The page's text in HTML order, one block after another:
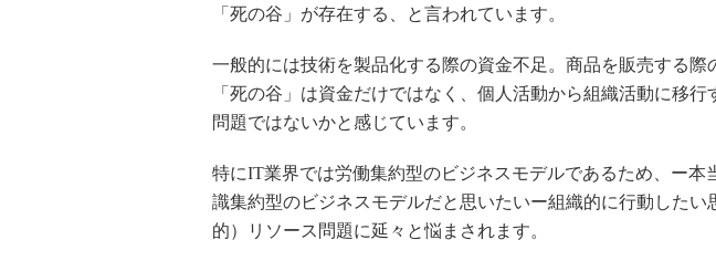
「死の谷」が存在する、と言われています。
一般的には技術を製品化する際の資金不足。商品を販売する際
「死の谷」は資金だけではなく、個人活動から組織活動に移
問題ではないかと感じています。
特にIT業界では労働集約型のビジネスモデルであるため、ー本
識集約型のビジネスモデルだと思いたいー組織的に行動したい
的）リソース問題に延々と悩まされます。